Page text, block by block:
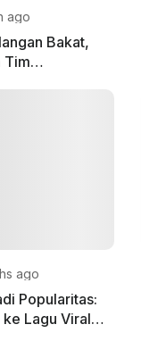
ago
Bakat,
Tim
ago
Popularitas:
Lagu Viral